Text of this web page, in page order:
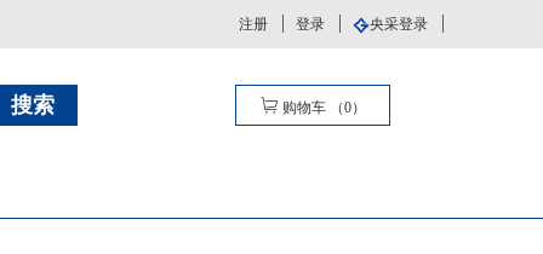
注册 登录 央采登录
购物车 （0）